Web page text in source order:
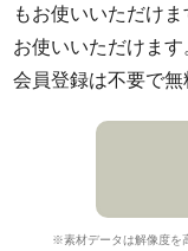
もお使いいただけ
お使いいただけます
会員登録は不要で無
※素材データは解像度を